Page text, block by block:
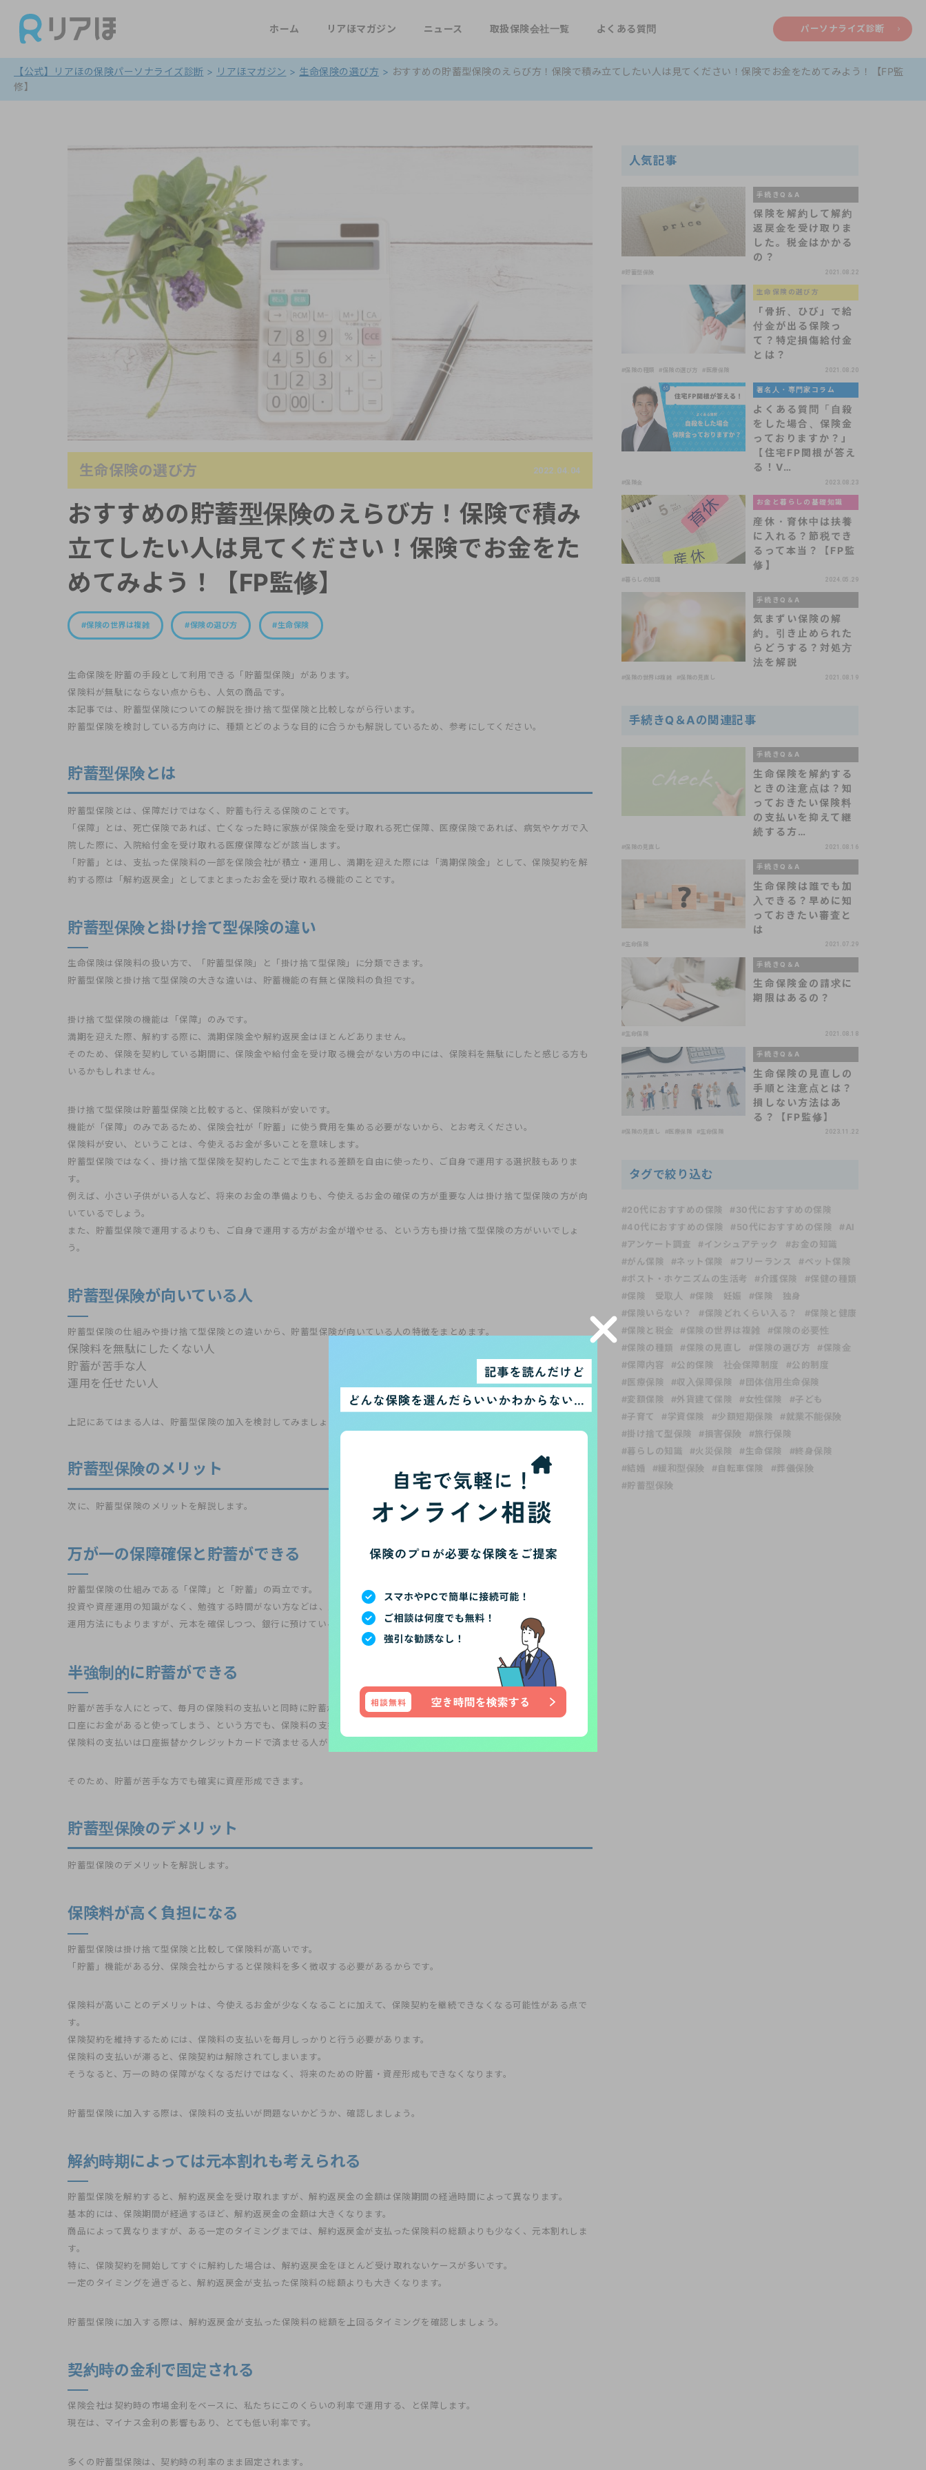
ホーム リアほマガジン ニュース 取扱保険会社一覧 よくある質問 パーソナライズ診断
【公式】リアほの保険パーソナライズ診断 > リアほマガジン > 生命保険の選び方 > おすすめの貯蓄型保険のえらび方！保険で積み立てしたい人は見てください！保険でお金をためてみよう！【FP監
修】
生命保険の選び方 2022.04.04
おすすめの貯蓄型保険のえらび方！保険で積み
立てしたい人は見てください！保険でお金をた
めてみよう！【FP監修】
保険の世界は複雑 保険の選び方 生命保険
生命保険を貯蓄の手段として利用できる「貯蓄型保険」があります。
保険料が無駄にならない点からも、人気の商品です。
本記事では、貯蓄型保険についての解説を掛け捨て型保険と比較しながら行います。
貯蓄型保険を検討している方向けに、種類とどのような目的に合うかも解説しているため、参考にしてください。
貯蓄型保険とは
貯蓄型保険とは、保障だけではなく、貯蓄も行える保険のことです。
「保障」とは、死亡保険であれば、亡くなった時に家族が保険金を受け取れる死亡保障、医療保険であれば、病気やケガで入
院した際に、入院給付金を受け取れる医療保障などが該当します。
「貯蓄」とは、支払った保険料の一部を保険会社が積立・運用し、満期を迎えた際には「満期保険金」として、保険契約を解
約する際は「解約返戻金」としてまとまったお金を受け取れる機能のことです。
貯蓄型保険と掛け捨て型保険の違い
生命保険は保険料の扱い方で、「貯蓄型保険」と「掛け捨て型保険」に分類できます。
貯蓄型保険と掛け捨て型保険の大きな違いは、貯蓄機能の有無と保険料の負担です。
掛け捨て型保険の機能は「保障」のみです。
満期を迎えた際、解約する際に、満期保険金や解約返戻金はほとんどありません。
そのため、保険を契約している期間に、保険金や給付金を受け取る機会がない方の中には、保険料を無駄にしたと感じる方も
いるかもしれません。
掛け捨て型保険は貯蓄型保険と比較すると、保険料が安いです。
機能が「保障」のみであるため、保険会社が「貯蓄」に使う費用を集める必要がないから、とお考えください。
保険料が安い、ということは、今使えるお金が多いことを意味します。
貯蓄型保険ではなく、掛け捨て型保険を契約したことで生まれる差額を自由に使ったり、ご自身で運用する選択肢もありま
す。
例えば、小さい子供がいる人など、将来のお金の準備よりも、今使えるお金の確保の方が重要な人は掛け捨て型保険の方が向
いているでしょう。
また、貯蓄型保険で運用するよりも、ご自身で運用する方がお金が増やせる、という方も掛け捨て型保険の方がいいでしょ
う。
貯蓄型保険が向いている人
貯蓄型保険の仕組みや掛け捨て型保険との違いから、貯蓄型保険が向いている人の特徴をまとめます。
保険料を無駄にしたくない人
貯蓄が苦手な人
運用を任せたい人
上記にあてはまる人は、貯蓄型保険の加入を検討してみましょう。
貯蓄型保険のメリット
次に、貯蓄型保険のメリットを解説します。
万が一の保障確保と貯蓄ができる
貯蓄型保険の仕組みである「保障」と「貯蓄」の両立です。
投資や資産運用の知識がなく、勉強する時間がない方などは、生命保険で貯蓄を行うことはおすすめです。
運用方法にもよりますが、元本を確保しつつ、銀行に預けている状態よりもお金を増やせるでしょう。
半強制的に貯蓄ができる
貯蓄が苦手な人にとって、毎月の保険料の支払いと同時に貯蓄が行える点は魅力的です。
口座にお金があると使ってしまう、という方でも、保険料の支払いは毎月行います。
保険料の支払いは口座振替かクレジットカードで済ませる人がほとんどであるため、自動的に引き落とされます。
そのため、貯蓄が苦手な方でも確実に資産形成できます。
貯蓄型保険のデメリット
貯蓄型保険のデメリットを解説します。
保険料が高く負担になる
貯蓄型保険は掛け捨て型保険と比較して保険料が高いです。
「貯蓄」機能がある分、保険会社からすると保険料を多く徴収する必要があるからです。
保険料が高いことのデメリットは、今使えるお金が少なくなることに加えて、保険契約を継続できなくなる可能性がある点で
す。
保険契約を維持するためには、保険料の支払いを毎月しっかりと行う必要があります。
保険料の支払いが滞ると、保険契約は解除されてしまいます。
そうなると、万一の時の保障がなくなるだけではなく、将来のための貯蓄・資産形成もできなくなります。
貯蓄型保険に加入する際は、保険料の支払いが問題ないかどうか、確認しましょう。
解約時期によっては元本割れも考えられる
貯蓄型保険を解約すると、解約返戻金を受け取れますが、解約返戻金の金額は保険期間の経過時間によって異なります。
基本的には、保険期間が経過するほど、解約返戻金の金額は大きくなります。
商品によって異なりますが、ある一定のタイミングまでは、解約返戻金が支払った保険料の総額よりも少なく、元本割れしま
す。
特に、保険契約を開始してすぐに解約した場合は、解約返戻金をほとんど受け取れないケースが多いです。
一定のタイミングを過ぎると、解約返戻金が支払った保険料の総額よりも大きくなります。
貯蓄型保険に加入する際は、解約返戻金が支払った保険料の総額を上回るタイミングを確認しましょう。
契約時の金利で固定される
保険会社は契約時の市場金利をベースに、私たちにこのくらいの利率で運用する、と保障します。
現在は、マイナス金利の影響もあり、とても低い利率です。
多くの貯蓄型保険は、契約時の利率のまま固定されます。
人気記事
手続きQ＆A
保険を解約して解約
返戻金を受け取りま
した。税金はかかる
の？
#貯蓄型保険 2021.08.22
生命保険の選び方
「骨折、ひび」で給
付金が出る保険っ
て？特定損傷給付金
とは？
#保険の種類 #保険の選び方 #医療保険 2021.08.20
著名人・専門家コラム
よくある質問「自殺
をした場合、保険金
っておりますか？」
【住宅FP関根が答え
る！V…
#保険金 2023.08.23
お金と暮らしの基礎知識
産休・育休中は扶養
に入れる？節税でき
るって本当？【FP監
修】
#暮らしの知識 2024.05.29
手続きQ＆A
気まずい保険の解
約。引き止められた
らどうする？対処方
法を解説
#保険の世界は複雑 #保険の見直し 2021.08.19
手続きQ＆Aの関連記事
手続きQ＆A
生命保険を解約する
ときの注意点は？知
っておきたい保険料
の支払いを抑えて継
続する方…
#保険の見直し 2021.08.16
手続きQ＆A
生命保険は誰でも加
入できる？早めに知
っておきたい審査と
は
#生命保険 2021.07.29
手続きQ＆A
生命保険金の請求に
期限はあるの？
#生命保険 2021.08.18
手続きQ＆A
生命保険の見直しの
手順と注意点とは？
損しない方法はあ
る？【FP監修】
#保険の見直し #医療保険 #生命保険 2023.11.22
タグで絞り込む
#20代におすすめの保険
#30代におすすめの保険
#40代におすすめの保険
#50代におすすめの保険
#AI
#アンケート調査
#インシュアテック
#お金の知識
#がん保険
#ネット保険 #フリーランス
#ペット保険
#ポスト・ホケニズムの生活考
#介護保険
#保健の種類
#保険 受取人
#保険 妊娠
#保険 独身
#保険いらない？
#保険どれくらい入る？
#保険と健康
#保険と税金
#保険の世界は複雑
#保険の必要性
#保険の種類
#保険の見直し #保険の選び方
#保険金
#保障内容
#公的保険 社会保障制度
#公的制度
#医療保険
#収入保障保険
#団体信用生命保険
#変額保険
#外貨建て保険 #女性保険
#子ども
#子育て
#学資保険 #少額短期保険
#就業不能保険
#掛け捨て型保険
#損害保険
#旅行保険
#暮らしの知識
#火災保険 #生命保険
#終身保険
#結婚
#緩和型保険 #自転車保険
#葬儀保険
#貯蓄型保険